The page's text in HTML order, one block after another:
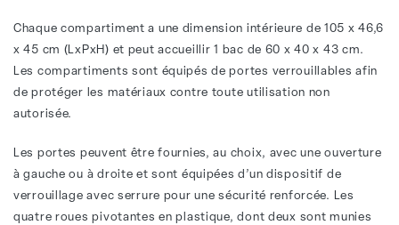
Chaque compartiment a une dimension intérieure de 105 x 46,6
x 45 cm (LxPxH) et peut accueillir 1 bac de 60 x 40 x 43 cm.
Les compartiments sont équipés de portes verrouillables afin
de protéger les matériaux contre toute utilisation non
autorisée.
Les portes peuvent être fournies, au choix, avec une ouverture
à gauche ou à droite et sont équipées d’un dispositif de
verrouillage avec serrure pour une sécurité renforcée. Les
quatre roues pivotantes en plastique, dont deux sont munies